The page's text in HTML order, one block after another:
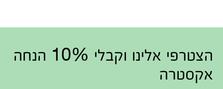
הצטרפי אלינו וקבלי 10% הנחה
אקסטרה